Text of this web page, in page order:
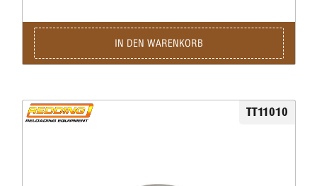
IN DEN WARENKORB
TT11010